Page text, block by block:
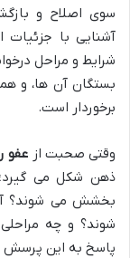
سوی اصلاح و
آشنایی با
شرایط و مراحل
بستگان آن ها، و
برخوردار است.
وقتی صحبت از عفو
ذهن شکل می گیرد؛
بخشش می شوند؟
شوند؟ و چه
پاسخ به این پرسش